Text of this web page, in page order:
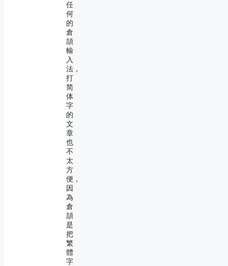
任
何
的
倉
頡
輸
入
法，
打
简
体
字
的
文
章
也
不
太
方
便，
因
為
倉
頡
是
把
繁
體
字